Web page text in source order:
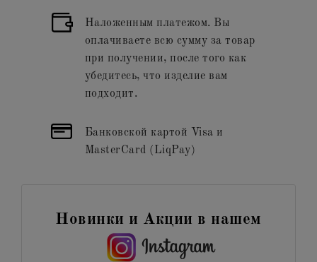
Наложенным платежом. Вы
оплачиваете всю сумму за товар
при получении, после того как
убедитесь, что изделие вам
подходит.
Банковской картой Visa и
MasterCard (LiqPay)
Новинки и Акции в нашем